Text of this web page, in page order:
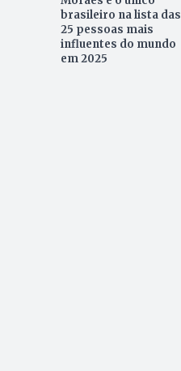
brasileiro na lista das
25 pessoas mais
influentes do mundo
em 2025